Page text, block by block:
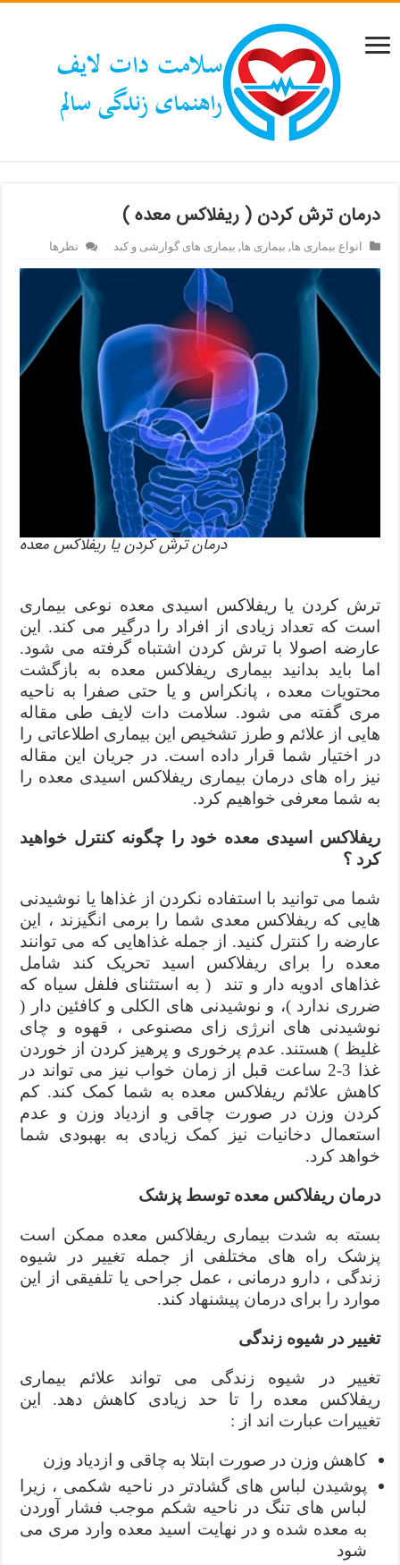
درمان ترش کردن ( ریفلاکس معده )
انواع بیماری ها, بیماری ها, بیماری های گوارشی و کبد نظرها
درمان ترش کردن یا ریفلاکس معده
ترش کردن یا ریفلاکس اسیدی معده نوعی بیماری
است که تعداد زیادی از افراد را درگیر می کند. این
عارضه اصولا با ترش کردن اشتباه گرفته می شود.
اما باید بدانید بیماری ریفلاکس معده به بازگشت
محتویات معده ، پانکراس و یا حتی صفرا به ناحیه
مری گفته می شود. سلامت دات لایف طی مقاله
هایی از علائم و طرز تشخیص این بیماری اطلاعاتی را
در اختیار شما قرار داده است. در جریان این مقاله
نیز راه های درمان بیماری ریفلاکس اسیدی معده را
به شما معرفی خواهیم کرد.
ریفلاکس اسیدی معده خود را چگونه کنترل خواهید
کرد ؟
شما می توانید با استفاده نکردن از غذاها یا نوشیدنی
هایی که ریفلاکس معدی شما را برمی انگیزند ، این
عارضه را کنترل کنید. از جمله غذاهایی که می توانند
معده را برای ریفلاکس اسید تحریک کند شامل
غذاهای ادویه دار و تند ( به استثنای فلفل سیاه که
ضرری ندارد )، و نوشیدنی های الکلی و کافئین دار (
نوشیدنی های انرژی زای مصنوعی ، قهوه و چای
غلیظ ) هستند. عدم پرخوری و پرهیز کردن از خوردن
غذا 3-2 ساعت قبل از زمان خواب نیز می تواند در
کاهش علائم ریفلاکس معده به شما کمک کند. کم
کردن وزن در صورت چاقی و ازدیاد وزن و عدم
استعمال دخانیات نیز کمک زیادی به بهبودی شما
خواهد کرد.
درمان ریفلاکس معده توسط پزشک
بسته به شدت بیماری ریفلاکس معده ممکن است
پزشک راه های مختلفی از جمله تغییر در شیوه
زندگی ، دارو درمانی ، عمل جراحی یا تلفیقی از این
موارد را برای درمان پیشنهاد کند.
تغییر در شیوه زندگی
تغییر در شیوه زندگی می تواند علائم بیماری
ریفلاکس معده را تا حد زیادی کاهش دهد. این
تغییرات عبارت اند از :
کاهش وزن در صورت ابتلا به چاقی و ازدیاد وزن
پوشیدن لباس های گشادتر در ناحیه شکمی ، زیرا
لباس های تنگ در ناحیه شکم موجب فشار آوردن
به معده شده و در نهایت اسید معده وارد مری می
شود